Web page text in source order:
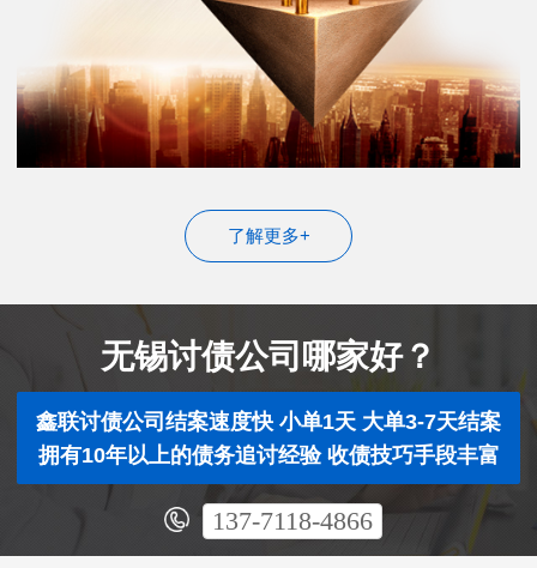
了解更多+
无锡讨债公司哪家好？
鑫联讨债公司结案速度快 小单1天 大单3-7天结案
拥有10年以上的债务追讨经验 收债技巧手段丰富
137-7118-4866